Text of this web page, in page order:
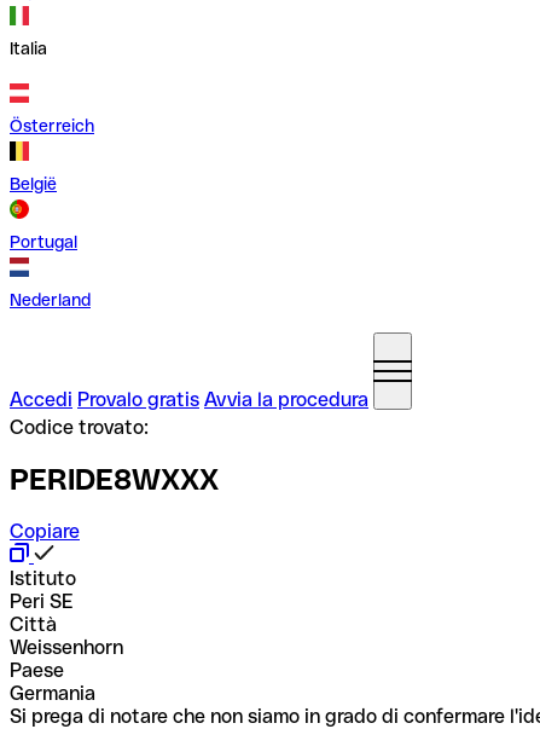
Italia
Österreich
België
Portugal
Nederland
Accedi Provalo gratis Avvia la procedura
Codice trovato:
PERIDE8WXXX
Copiare
Istituto
Peri SE
Città
Weissenhorn
Paese
Germania
Si prega di notare che non siamo in grado di confermare